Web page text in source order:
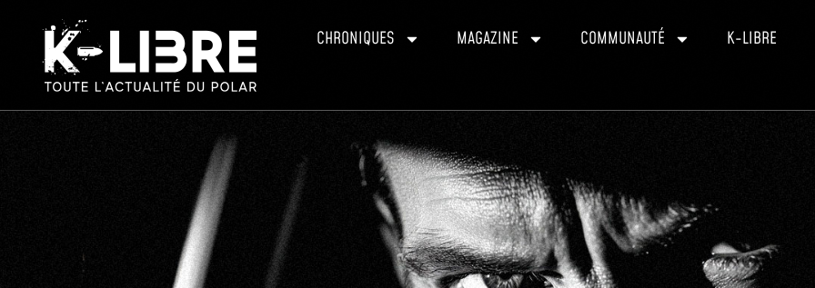
CHRONIQUES MAGAZINE COMMUNAUTÉ K-LIBRE